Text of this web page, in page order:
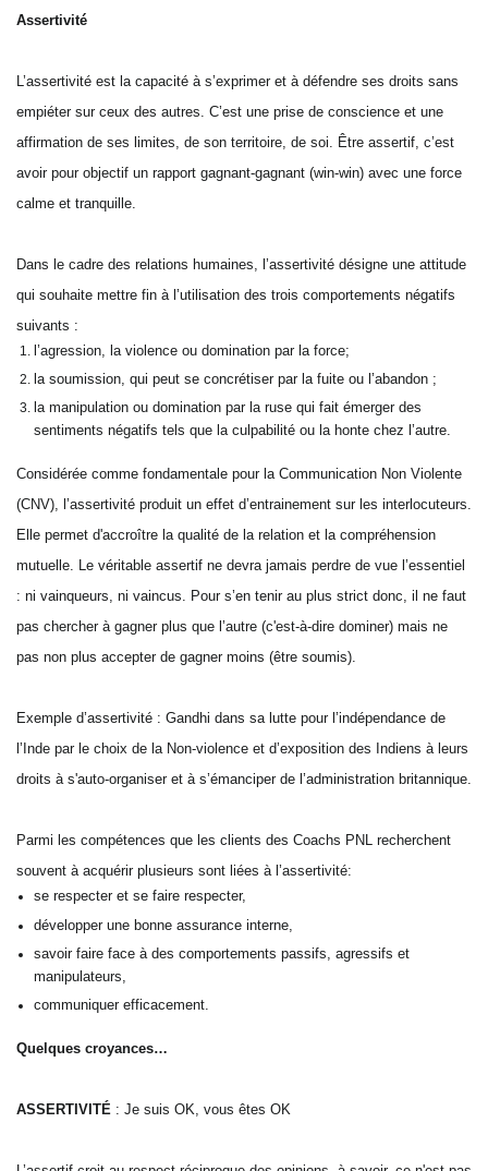
Assertivité
L’assertivité est la capacité à s’exprimer et à défendre ses droits sans
empiéter sur ceux des autres. C’est une prise de conscience et une
affirmation de ses limites, de son territoire, de soi. Être assertif, c’est
avoir pour objectif un rapport gagnant-gagnant (win-win) avec une force
calme et tranquille.
Dans le cadre des relations humaines, l’assertivité désigne une attitude
qui souhaite mettre fin à l’utilisation des trois comportements négatifs
suivants :
l’agression, la violence ou domination par la force;
la soumission, qui peut se concrétiser par la fuite ou l’abandon ;
la manipulation ou domination par la ruse qui fait émerger des
sentiments négatifs tels que la culpabilité ou la honte chez l’autre.
Considérée comme fondamentale pour la Communication Non Violente
(CNV), l’assertivité produit un effet d’entrainement sur les interlocuteurs.
Elle permet d'accroître la qualité de la relation et la compréhension
mutuelle. Le véritable assertif ne devra jamais perdre de vue l’essentiel
: ni vainqueurs, ni vaincus. Pour s’en tenir au plus strict donc, il ne faut
pas chercher à gagner plus que l’autre (c'est-à-dire dominer) mais ne
pas non plus accepter de gagner moins (être soumis).
Exemple d’assertivité : Gandhi dans sa lutte pour l’indépendance de
l’Inde par le choix de la Non-violence et d’exposition des Indiens à leurs
droits à s'auto-organiser et à s’émanciper de l’administration britannique.
Parmi les compétences que les clients des Coachs PNL recherchent
souvent à acquérir plusieurs sont liées à l’assertivité:
se respecter et se faire respecter,
développer une bonne assurance interne,
savoir faire face à des comportements passifs, agressifs et
manipulateurs,
communiquer efficacement.
Quelques croyances…
ASSERTIVITÉ : Je suis OK, vous êtes OK